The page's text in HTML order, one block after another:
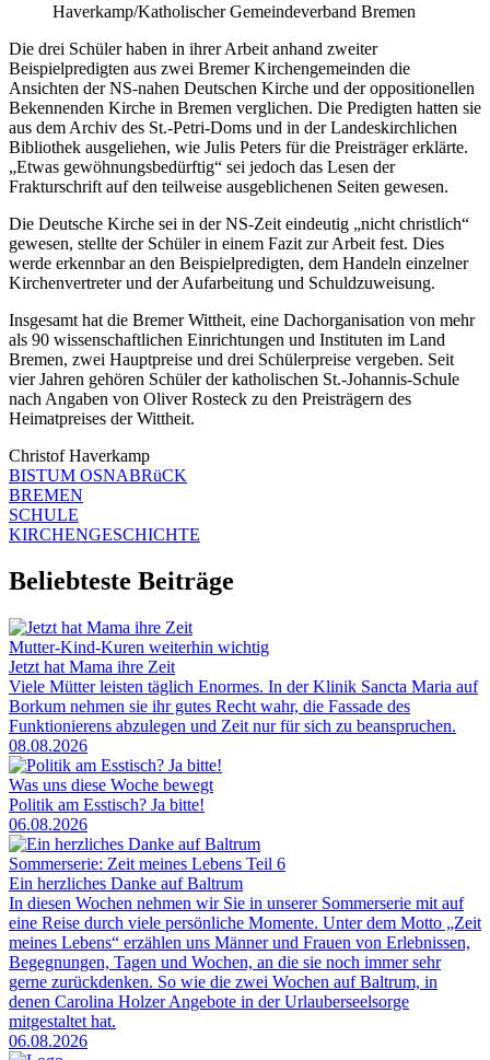
Haverkamp/Katholischer Gemeindeverband Bremen
Die drei Schüler haben in ihrer Arbeit anhand zweiter
Beispielpredigten aus zwei Bremer Kirchengemeinden die
Ansichten der NS-nahen Deutschen Kirche und der oppositionellen
Bekennenden Kirche in Bremen verglichen. Die Predigten hatten sie
aus dem Archiv des St.-Petri-Doms und in der Landeskirchlichen
Bibliothek ausgeliehen, wie Julis Peters für die Preisträger erklärte.
„Etwas gewöhnungsbedürftig“ sei jedoch das Lesen der
Frakturschrift auf den teilweise ausgeblichenen Seiten gewesen.
Die Deutsche Kirche sei in der NS-Zeit eindeutig „nicht christlich“
gewesen, stellte der Schüler in einem Fazit zur Arbeit fest. Dies
werde erkennbar an den Beispielpredigten, dem Handeln einzelner
Kirchenvertreter und der Aufarbeitung und Schuldzuweisung.
Insgesamt hat die Bremer Wittheit, eine Dachorganisation von mehr
als 90 wissenschaftlichen Einrichtungen und Instituten im Land
Bremen, zwei Hauptpreise und drei Schülerpreise vergeben. Seit
vier Jahren gehören Schüler der katholischen St.-Johannis-Schule
nach Angaben von Oliver Rosteck zu den Preisträgern des
Heimatpreises der Wittheit.
Christof Haverkamp
BISTUM OSNABRüCK
BREMEN
SCHULE
KIRCHENGESCHICHTE
Beliebteste Beiträge
Mutter-Kind-Kuren weiterhin wichtig
Jetzt hat Mama ihre Zeit
Viele Mütter leisten täglich Enormes. In der Klinik Sancta Maria auf
Borkum nehmen sie ihr gutes Recht wahr, die Fassade des
Funktionierens abzulegen und Zeit nur für sich zu beanspruchen.
08.08.2026
Was uns diese Woche bewegt
Politik am Esstisch? Ja bitte!
06.08.2026
Sommerserie: Zeit meines Lebens Teil 6
Ein herzliches Danke auf Baltrum
In diesen Wochen nehmen wir Sie in unserer Sommerserie mit auf
eine Reise durch viele persönliche Momente. Unter dem Motto „Zeit
meines Lebens“ erzählen uns Männer und Frauen von Erlebnissen,
Begegnungen, Tagen und Wochen, an die sie noch immer sehr
gerne zurückdenken. So wie die zwei Wochen auf Baltrum, in
denen Carolina Holzer Angebote in der Urlauberseelsorge
mitgestaltet hat.
06.08.2026